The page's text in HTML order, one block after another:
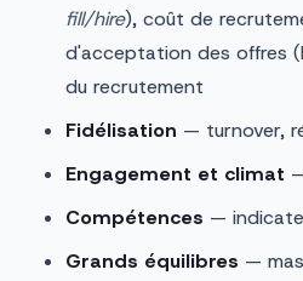
fill/hire), coût de
d'acceptation des offres
du recrutement
Fidélisation — turnover,
Engagement et climat
Compétences —
Grands équilibres —